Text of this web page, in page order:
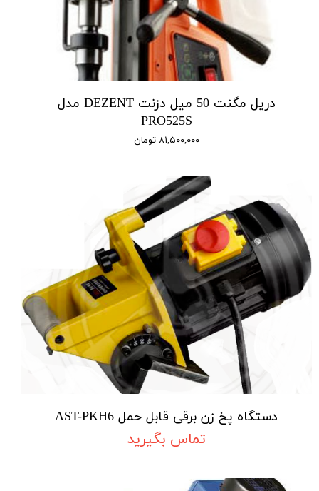
دریل مگنت 50 میل دزنت DEZENT مدل
PRO525S
۸۱,۵۰۰,۰۰۰ تومان
دستگاه پخ زن برقی قابل حمل AST-PKH6
تماس بگیرید